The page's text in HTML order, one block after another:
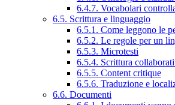
6.4.7. Vocabolari
6.5. Scrittura e linguaggio
6.5.1. Come leggono le
6.5.2. Le regole per un
6.5.3. Microtesti
6.5.4. Scrittura
6.5.5. Content critique
6.5.6. Traduzione e
6.6. Documenti